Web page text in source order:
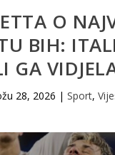
O
BIH:
GA
28, 2026 | Sport,